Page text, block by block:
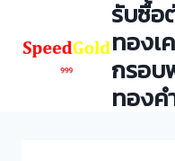
content
รับซื้อ
ทองเ
กรอบ
ทองค